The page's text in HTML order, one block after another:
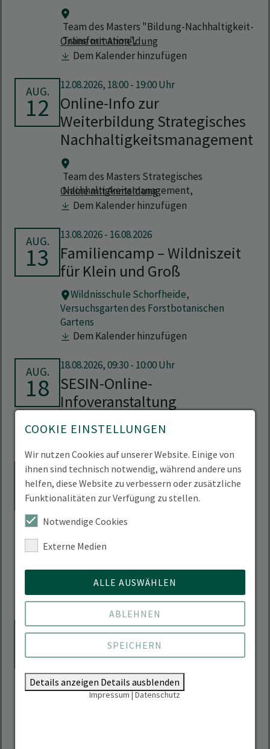
Team des Masters "Bildung-Nachhaltigkeit-
Transformation",
Online mit Anmeldung
Dem Kalender hinzufügen
AUG.
12
Online-Info zur
Weiterbildung Strategisches
Nachhaltigkeitsmanagement
12.08.2026, 18:00 - 19:00 Uhr
Team des Masters Strategisches
Nachhaltigkeitsmanagement,
Online mit Anmeldung
Dem Kalender hinzufügen
AUG.
13
Familiencamp – Wildniszeit
für Klein und Groß
13.08.2026- 16.08.2026
Wildnisschule Schorfheide,
Versuchsgarten des Forstbotanischen
Gartens
Dem Kalender hinzufügen
AUG.
18
SESIN-Online-
Infoveranstaltung
18.08.2026, 09:30 - 10:00 Uhr
Team des Studiengangs SESIN,
AUG.
18
PhD- und Postdoc-Lunch an
der HNEE
18.08.2026, 11:30 - 12:30 Uhr
Referentin für wissenschaftliche
Mensa auf dem Stadtcampus der HNEE;
ohne Anmeldung
Dem Kalender hinzufügen
AUG.
19
Online-Gruppenberatung
zum Studienstart
"Ökolandbau und
Vermarktung"
19.08.2026, 18:00 - 19:00 Uhr
COOKIE EINSTELLUNGEN
Wir nutzen Cookies auf unserer Website. Einige von
ihnen sind technisch notwendig, während andere uns
helfen, diese Website zu verbessern oder zusätzliche
Funktionalitäten zur Verfügung zu stellen.
Notwendige Cookies
Externe Medien
ALLE AUSWÄHLEN
ABLEHNEN
SPEICHERN
Details anzeigen Details ausblenden
Impressum|Datenschutz